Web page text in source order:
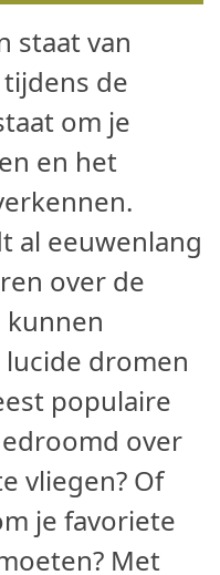
staat van
de
om je
en het
al eeuwenlang
over de
kunnen
dromen
populaire
over
vliegen? Of
je favoriete
Met